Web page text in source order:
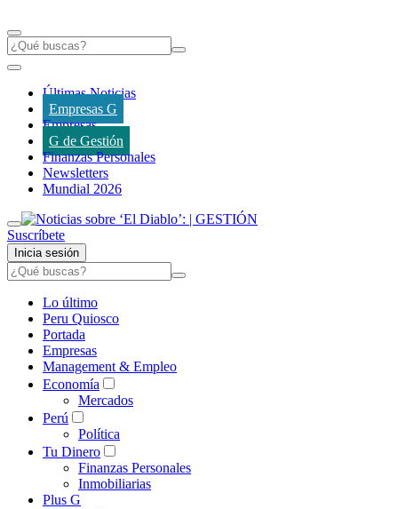
Últimas Noticias
Empresas G
Empresas
G de Gestión
Finanzas Personales
Newsletters
Mundial 2026
Suscríbete
Inicia sesión
Lo último
Peru Quiosco
Portada
Empresas
Management & Empleo
Economía
Mercados
Perú
Política
Tu Dinero
Finanzas Personales
Inmobiliarias
Plus G